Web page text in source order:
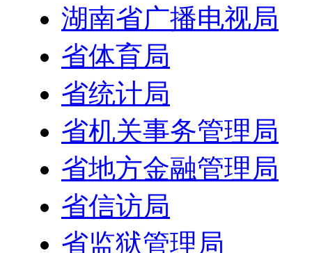
湖南省广播电视局
省体育局
省统计局
省机关事务管理局
省地方金融管理局
省信访局
省监狱管理局